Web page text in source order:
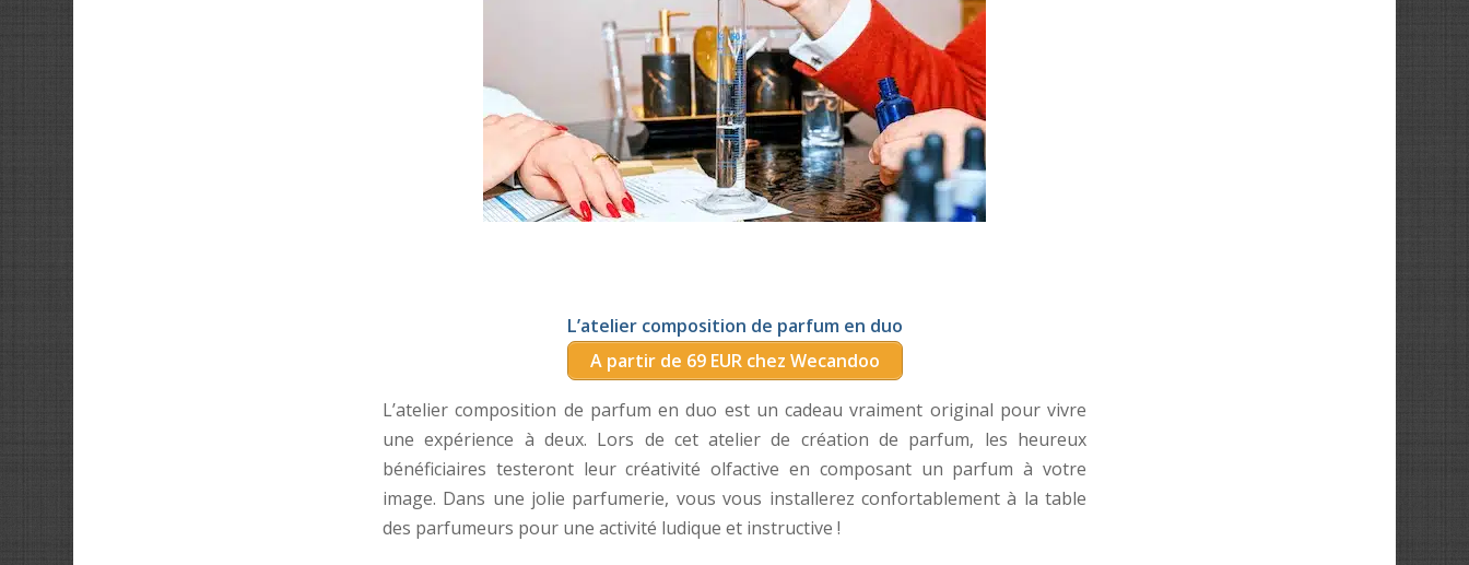
L’atelier composition de parfum en duo
A partir de 69 EUR chez Wecandoo
L’atelier composition de parfum en duo est un cadeau vraiment original pour vivre
une expérience à deux. Lors de cet atelier de création de parfum, les heureux
bénéficiaires testeront leur créativité olfactive en composant un parfum à votre
image. Dans une jolie parfumerie, vous vous installerez confortablement à la table
des parfumeurs pour une activité ludique et instructive !